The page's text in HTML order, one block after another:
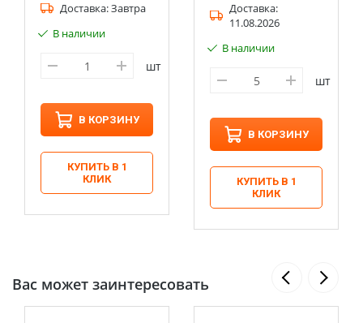
Доставка:Завтра
В наличии
шт
В КОРЗИНУ
КУПИТЬ В 1
КЛИК
Доставка:
11.08.2026
В наличии
шт
В КОРЗИНУ
КУПИТЬ В 1
КЛИК
Вас может заинтересовать